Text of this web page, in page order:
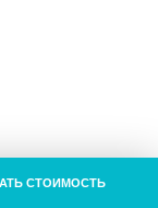
СТОИМОСТЬ